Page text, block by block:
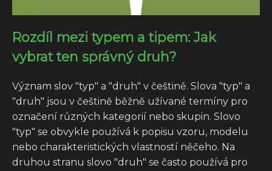
Rozdíl mezi typem a tipem: Jak
vybrat ten správný druh?
Význam slov "typ" a "druh" v češtině. Slova "typ" a
"druh" jsou v češtině běžně užívané termíny pro
označení různých kategorií nebo skupin. Slovo
"typ" se obvykle používá k popisu vzoru, modelu
nebo charakteristických vlastností něčeho. Na
druhou stranu slovo "druh" se často používá pro